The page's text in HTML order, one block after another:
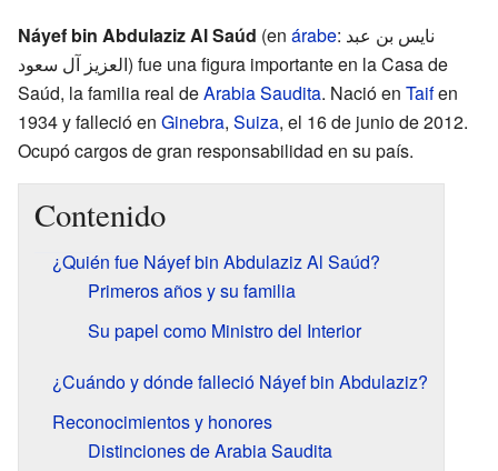
Náyef bin Abdulaziz Al Saúd (en árabe: نايس بن عبد
العزيز آل سعود) fue una figura importante en la Casa de
Saúd, la familia real deArabia Saudita. Nació en Taifen
1934 y falleció en Ginebra, Suiza, el 16 de junio de 2012.
Ocupó cargos de gran responsabilidad en su país.
Contenido
¿Quién fue Náyef bin Abdulaziz Al Saúd?
Primeros años y su familia
Su papel como Ministro del Interior
¿Cuándo y dónde falleció Náyef bin Abdulaziz?
Reconocimientos y honores
Distinciones de Arabia Saudita